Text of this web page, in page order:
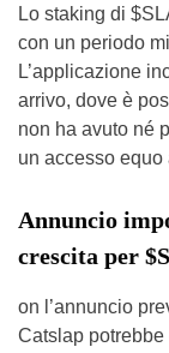
Lo staking di
con un periodo
L’applicazione
arrivo, dove è
non ha avuto né
un accesso equo
Annuncio
crescita per
on l’annuncio
Catslap